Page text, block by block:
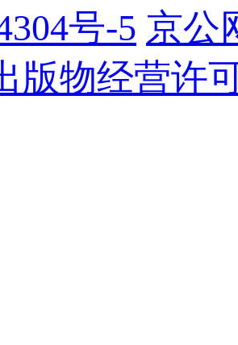
号-5 京公
版物经营许